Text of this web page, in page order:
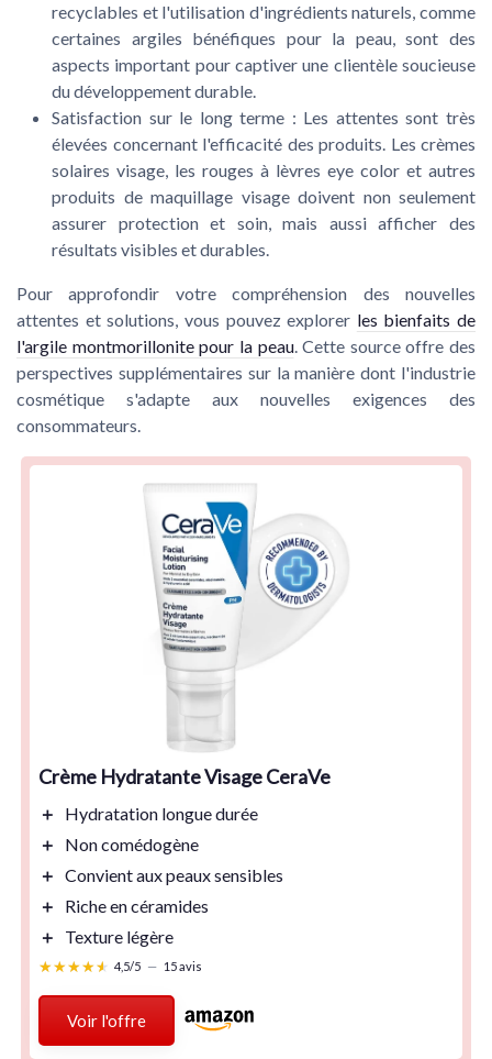
recyclables et l'utilisation d'ingrédients naturels, comme
certaines argiles bénéfiques pour la peau, sont des
aspects important pour captiver une clientèle soucieuse
du développement durable.
Satisfaction sur le long terme : Les attentes sont très
élevées concernant l'efficacité des produits. Les crèmes
solaires visage, les rouges à lèvres eye color et autres
produits de maquillage visage doivent non seulement
assurer protection et soin, mais aussi afficher des
résultats visibles et durables.
Pour approfondir votre compréhension des nouvelles
attentes et solutions, vous pouvez explorer les bienfaits de
l'argile montmorillonite pour la peau. Cette source offre des
perspectives supplémentaires sur la manière dont l'industrie
cosmétique s'adapte aux nouvelles exigences des
consommateurs.
Crème Hydratante Visage CeraVe
＋ Hydratation longue durée
＋
Non comédogène
＋ Convient aux peauxsensibles
＋
Riche en céramides
＋
Texture légère
★★★★★
★★★★★ 4,5/5 — 15 avis
Voir l'offre